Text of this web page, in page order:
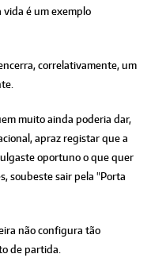
é um exemplo
correlativamente, um
muito ainda poderia dar,
apraz registar que a
oportuno o que quer
soubeste sair pela "Porta
não configura tão
de partida.